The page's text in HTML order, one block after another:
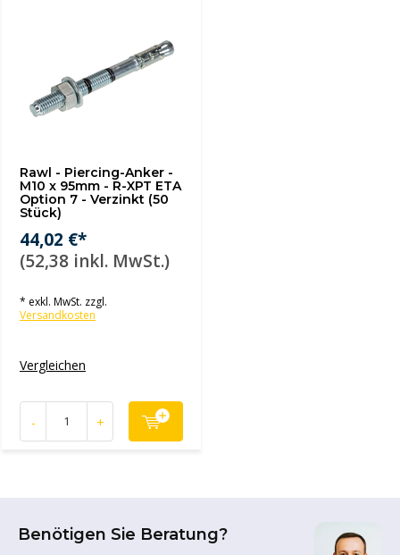
Rawl - Piercing-Anker -
M10 x 95mm - R-XPT ETA
Option 7 - Verzinkt (50
Stück)
44,02 €*
(52,38 inkl. MwSt.)
* exkl. MwSt. zzgl.
Versandkosten
Vergleichen
- +
Benötigen Sie Beratung?